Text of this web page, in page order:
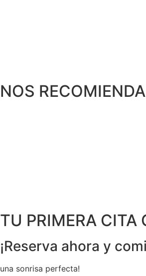
NOS
TU PRIMERA CITA
¡Reserva ahora y
una sonrisa perfecta!